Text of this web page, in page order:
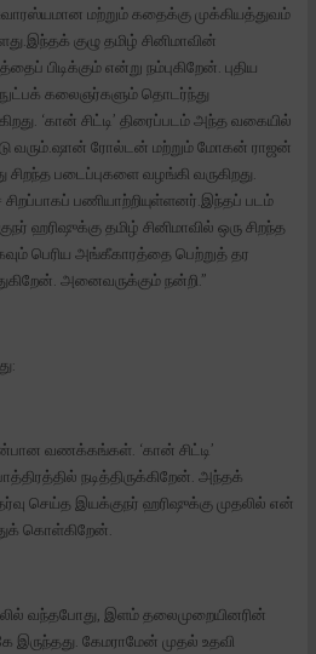
மற்றும் கதைக்கு முக்கியத்துவம்
குழு தமிழ் சினிமாவின்
பிடிக்கும் என்று நம்புகிறேன். புதிய
கலைஞர்களும் தொடர்ந்து
‘கான் சிட்டி’ திரைப்படம் அந்த வகையில்
வரும்.ஷான் ரோல்டன் மற்றும் மோகன் ராஜன்
படைப்புகளை வழங்கி வருகிறது.
பணியாற்றியுள்ளனர்.இந்தப் படம்
ஹரிஷுக்கு தமிழ் சினிமாவில் ஒரு சிறந்த
பெரிய அங்கீகாரத்தை பெற்றுத் தர
அனைவருக்கும் நன்றி.”
வணக்கங்கள். ‘கான் சிட்டி’
நடித்திருக்கிறேன். அந்தக்
செய்த இயக்குநர் ஹரிஷுக்கு முதலில் என்
கொள்கிறேன்.
வந்தபோது, இளம் தலைமுறையினரின்
கேமராமேன் முதல் உதவி